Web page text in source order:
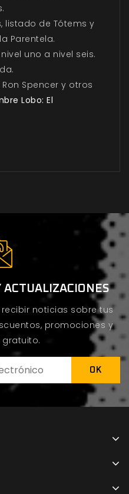
listado de Tótems y
Parentela.
uno a nivel seis.
Spencer y otros
Lobo: El
noticias sobre tus
promociones y